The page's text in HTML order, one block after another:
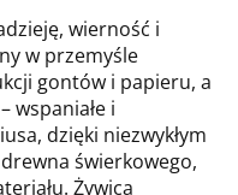
wierność i
w przemyśle
gontów i papieru, a
wspaniałe i
dzięki niezwykłym
świerkowego,
Żywica